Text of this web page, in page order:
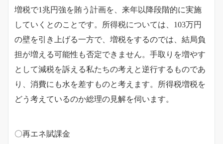
増税で1兆円強を賄う計画を、来年以降段階的に実施
していくとのことです。
所得税については、103万円
の壁を引き上げる一方で、増税をするのでは、結局負
担が増える可能性も否定できません。手取りを増やす
として減税を訴える私たちの考えと逆行するものであ
り、消費にも水を差すものと考えます。所得税増税を
どう考えているのか総理の見解を伺います。
〇再エネ賦課金